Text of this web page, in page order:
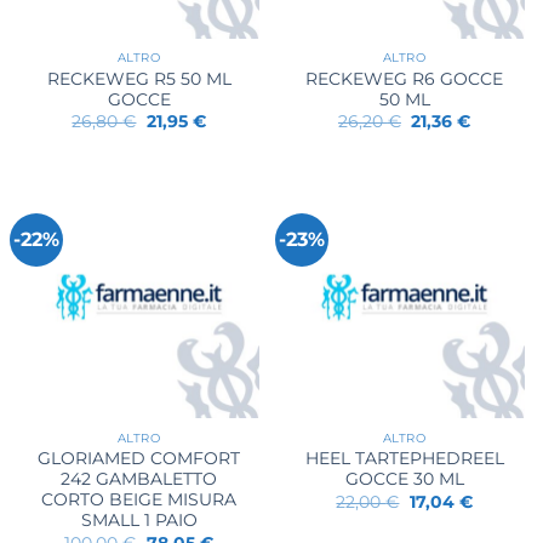
ALTRO
RECKEWEG R5 50 ML
GOCCE
26,80€ Il
prezzo
21,95 €Il
ALTRO
RECKEWEG R6 GOCCE
50 ML
26,20€ Il
prezzo
21,36€Il
-22%
ALTRO
GLORIAMED COMFORT
242 GAMBALETTO
CORTO BEIGE MISURA
SMALL 1 PAIO
-23%
ALTRO
HEEL TARTEPHEDREEL
GOCCE 30 ML
22,00€ Il
prezzo
17,04 €Il